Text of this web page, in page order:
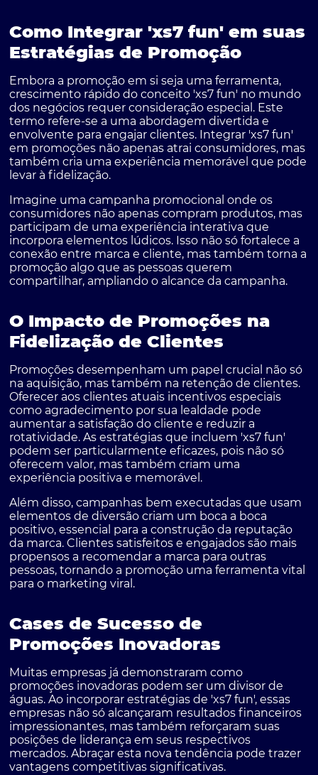
Como Integrar 'xs7 fun' em suas
Estratégias de Promoção
Embora a promoção em si seja uma ferramenta,
crescimento rápido do conceito 'xs7 fun' no mundo
dos negócios requer consideração especial. Este
termo refere-se a uma abordagem divertida e
envolvente para engajar clientes. Integrar 'xs7 fun'
em promoções não apenas atrai consumidores, mas
também cria uma experiência memorável que pode
levar à fidelização.
Imagine uma campanha promocional onde os
consumidores não apenas compram produtos, mas
participam de uma experiência interativa que
incorpora elementos lúdicos. Isso não só fortalece a
conexão entre marca e cliente, mas também torna a
promoção algo que as pessoas querem
compartilhar, ampliando o alcance da campanha.
O Impacto de Promoções na
Fidelização de Clientes
Promoções desempenham um papel crucial não só
na aquisição, mas também na retenção de clientes.
Oferecer aos clientes atuais incentivos especiais
como agradecimento por sua lealdade pode
aumentar a satisfação do cliente e reduzir a
rotatividade. As estratégias que incluem 'xs7 fun'
podem ser particularmente eficazes, pois não só
oferecem valor, mas também criam uma
experiência positiva e memorável.
Além disso, campanhas bem executadas que usam
elementos de diversão criam um boca a boca
positivo, essencial para a construção da reputação
da marca. Clientes satisfeitos e engajados são mais
propensos a recomendar a marca para outras
pessoas, tornando a promoção uma ferramenta vital
para o marketing viral.
Cases de Sucesso de
Promoções Inovadoras
Muitas empresas já demonstraram como
promoções inovadoras podem ser um divisor de
águas. Ao incorporar estratégias de 'xs7 fun', essas
empresas não só alcançaram resultados financeiros
impressionantes, mas também reforçaram suas
posições de liderança em seus respectivos
mercados. Abraçar esta nova tendência pode trazer
vantagens competitivas significativas.